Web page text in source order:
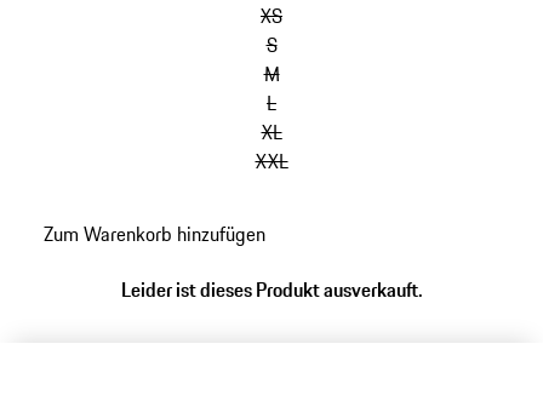
XS
S
M
L
XL
XXL
Zum Warenkorb hinzufügen
Leider ist dieses Produkt ausverkauft.